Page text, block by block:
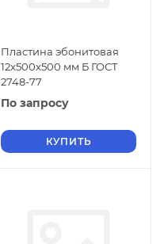
Пластина эбонитовая
12х500х500 мм Б ГОСТ
2748-77
По запросу
КУПИТЬ